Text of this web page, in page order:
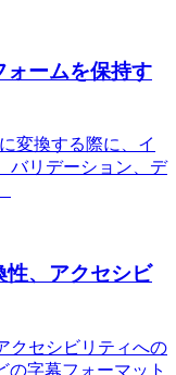
ォームを保持す
変換する際に、イ
バリデーション、デ
性、アクセシビ
クセシビリティへの
の字幕フォーマット